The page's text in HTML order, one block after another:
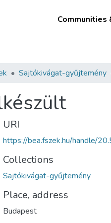
Sajtókivágat-gyűjtemény
URI
https://bea.fszek.hu/handle/
Collections
Sajtókivágat-gyűjtemény
Place, address
Budapest